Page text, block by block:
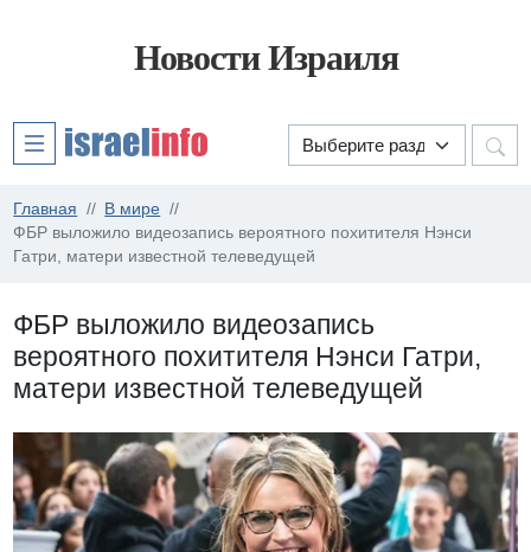
Новости Израиля
Главная
В мире
ФБР выложило видеозапись вероятного похитителя Нэнси
Гатри, матери известной телеведущей
ФБР выложило видеозапись
вероятного похитителя Нэнси Гатри,
матери известной телеведущей